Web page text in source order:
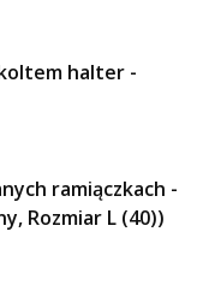
halter -
ramiączkach -
Rozmiar L (40))